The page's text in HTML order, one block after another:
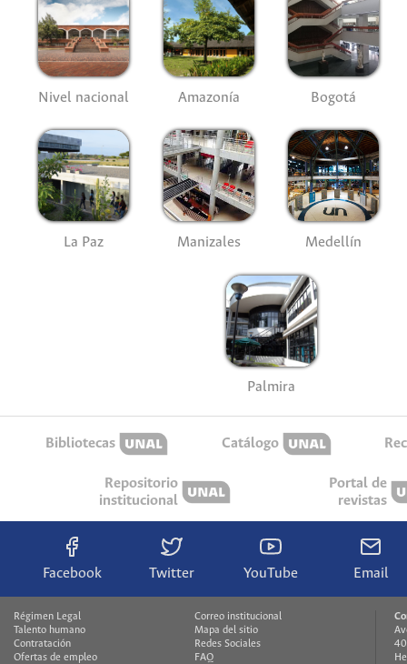
Nivel nacional Amazonía Bogotá
La Paz Manizales Medellín
Palmira
Bibliotecas Catálogo
Repositorio
institucional
Portal de
revistas
Facebook Twitter YouTube Email
Régimen Legal
Talento humano
Contratación
Ofertas de empleo
Correo institucional
Mapa del sitio
Redes Sociales
FAQ